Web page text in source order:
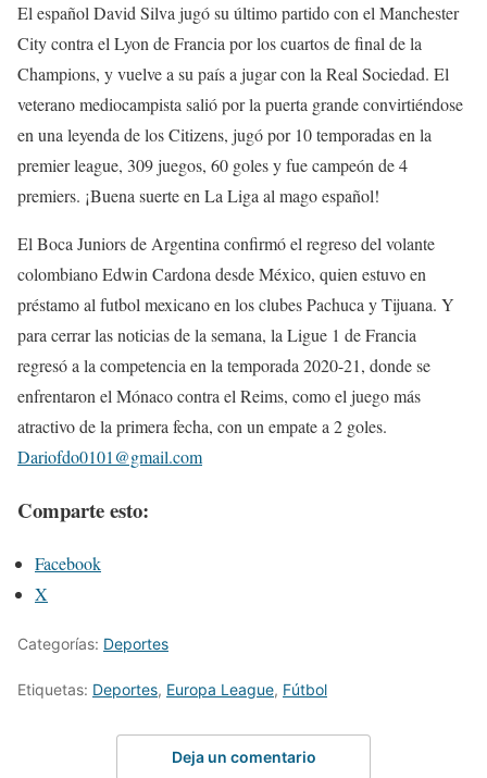
El español David Silva jugó su último partido con el Manchester
City contra el Lyon de Francia por los cuartos de final de la
Champions, y vuelve a su país a jugar con la Real Sociedad. El
veterano mediocampista salió por la puerta grande convirtiéndose
en una leyenda de los Citizens, jugó por 10 temporadas en la
premier league, 309 juegos, 60 goles y fue campeón de 4
premiers. ¡Buena suerte en La Liga al mago español!
El Boca Juniors de Argentina confirmó el regreso del volante
colombiano Edwin Cardona desde México, quien estuvo en
préstamo al futbol mexicano en los clubes Pachuca y Tijuana. Y
para cerrar las noticias de la semana, la Ligue 1 de Francia
regresó a la competencia en la temporada 2020-21, donde se
enfrentaron el Mónaco contra el Reims, como el juego más
atractivo de la primera fecha, con un empate a 2 goles.
Dariofdo0101@gmail.com
Comparte esto:
Facebook
X
Categorías: Deportes
Etiquetas: Deportes, Europa League, Fútbol
Deja un comentario